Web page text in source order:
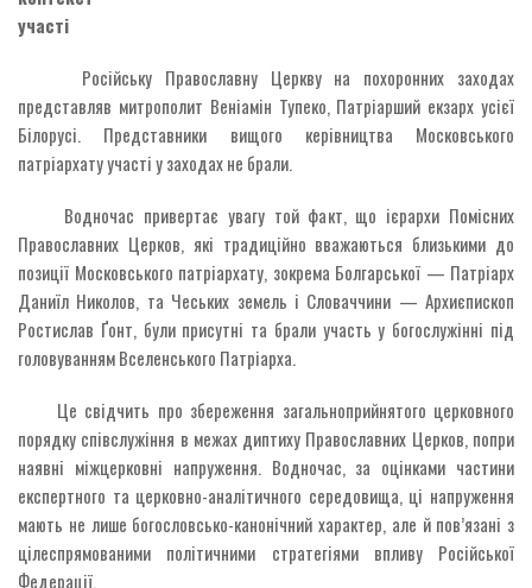
участі
Російську Православну Церкву на похоронних заходах
представляв митрополит Веніамін Тупеко, Патріарший екзарх усієї
Білорусі. Представники вищого керівництва Московського
патріархату участі у заходах не брали.
Водночас привертає увагу той факт, що ієрархи Помісних
Православних Церков, які традиційно вважаються близькими до
позиції Московського патріархату, зокрема Болгарської — Патріарх
Даниїл Николов, та Чеських земель і Словаччини — Архиєпископ
Ростислав Ґонт, були присутні та брали участь у богослужінні під
головуванням Вселенського Патріарха.
Це свідчить про збереження загальноприйнятого церковного
порядку співслужіння в межах диптиху Православних Церков, попри
наявні міжцерковні напруження. Водночас, за оцінками частини
експертного та церковно-аналітичного середовища, ці напруження
мають не лише богословсько-канонічний характер, але й пов’язані з
цілеспрямованими політичними стратегіями впливу Російської
Федерації.